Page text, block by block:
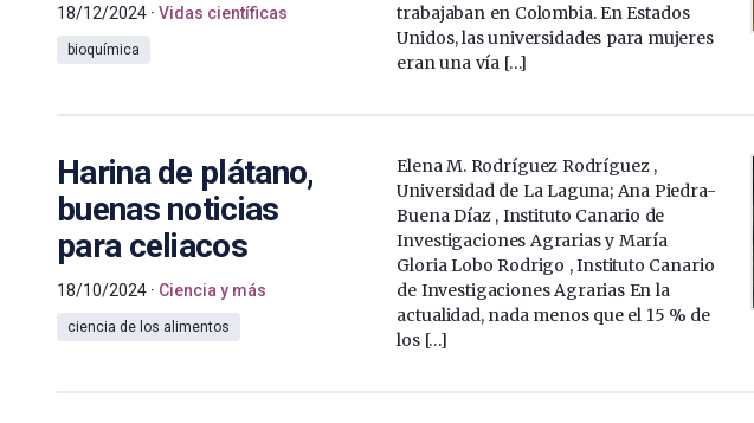
18/12/2024 Vidas científicas
bioquímica
trabajaban en Colombia. En Estados
Unidos, las universidades para mujeres
eran una vía […]
Harina de plátano,
buenas noticias
para celiacos
18/10/2024 Ciencia y más
ciencia de los alimentos
Elena M. Rodríguez Rodríguez ,
Universidad de La Laguna; Ana Piedra-
Buena Díaz , Instituto Canario de
Investigaciones Agrarias y María
Gloria Lobo Rodrigo , Instituto Canario
de Investigaciones Agrarias En la
actualidad, nada menos que el 15 % de
los […]